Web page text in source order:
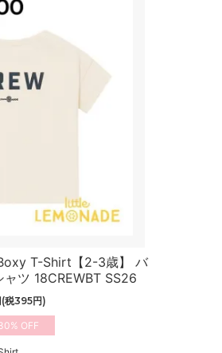
T-Shirt【2-3歳】 バ
ツ 18CREWBT SS26
税395円)